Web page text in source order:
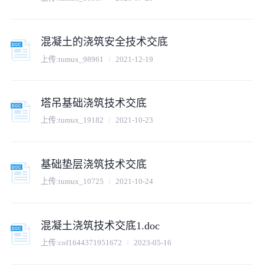
混凝土的浇筑安全技术交底
上传:tumux_98961 2021-12-19
塔吊基础浇筑技术交底
上传:tumux_19182 2021-10-23
基础垫层浇筑技术交底
上传:tumux_10725 2021-10-24
混凝土浇筑技术交底1.doc
上传:cof1644371951672 2023-05-16